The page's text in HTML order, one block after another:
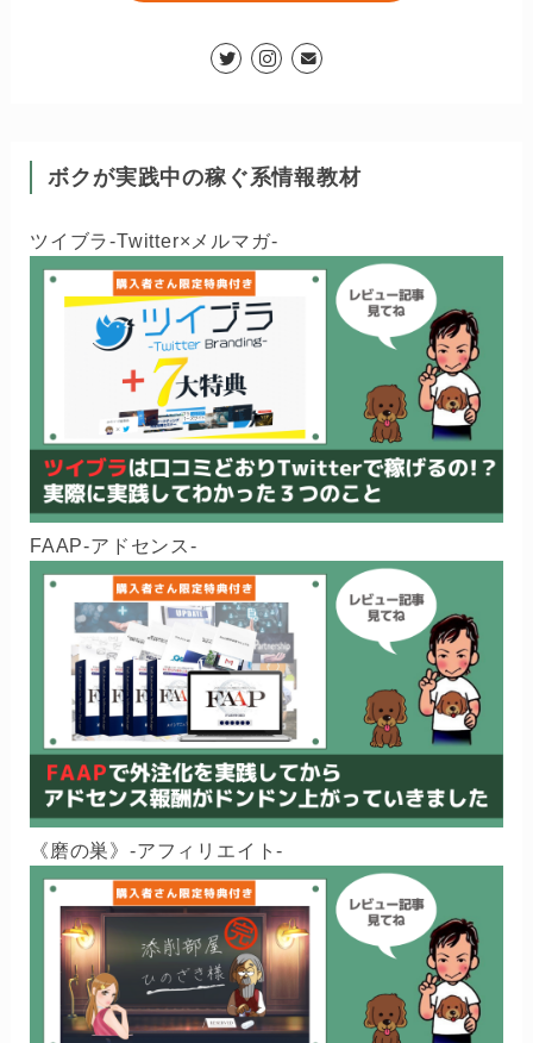
ボクが実践中の稼ぐ系情報教材
ツイブラ-Twitter×メルマガ-
FAAP-アドセンス-
《磨の巣》-アフィリエイト-